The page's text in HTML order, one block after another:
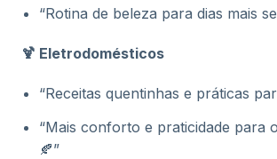
“Rotina de beleza para dias mais
🍹 Eletrodomésticos
“Receitas quentinhas e práticas
“Mais conforto e praticidade para
🍂”